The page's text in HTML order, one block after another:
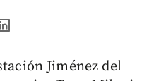
Jiménez del